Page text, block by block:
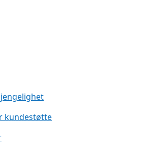
kundestøtte